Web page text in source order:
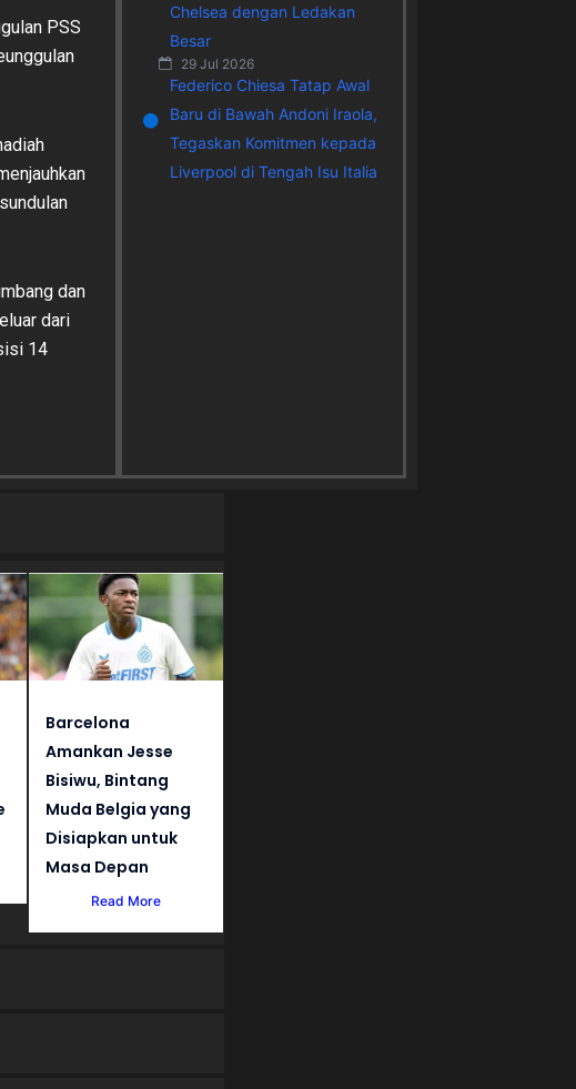
PSS
dan
dari
14
Chelsea dengan Ledakan
Besar
29 Jul 2026
Federico Chiesa Tatap Awal
Baru di Bawah Andoni Iraola,
Tegaskan Komitmen kepada
Liverpool di Tengah Isu Italia
Barcelona
Amankan Jesse
Bisiwu, Bintang
Muda Belgia yang
Disiapkan untuk
Masa Depan
Read More